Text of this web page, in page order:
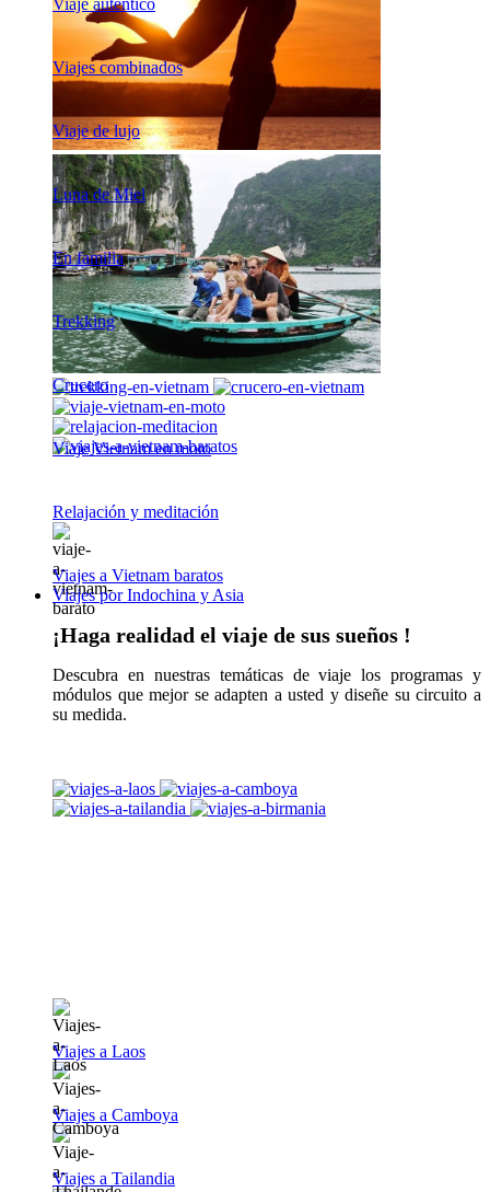
Viaje auténtico
Viajes combinados
Viaje de lujo
Luna de Miel
En familia
Trekking
Crucero
Viaje Vietnam en moto
Relajación y meditación
Viajes a Vietnam baratos
Viajes por Indochina y Asia
¡Haga realidad el viaje de sus sueños !
Descubra en nuestras temáticas de viaje los programas y
módulos que mejor se adapten a usted y diseñe su circuito a
su medida.
Viajes a Laos
Viajes a Camboya
Viajes a Tailandia